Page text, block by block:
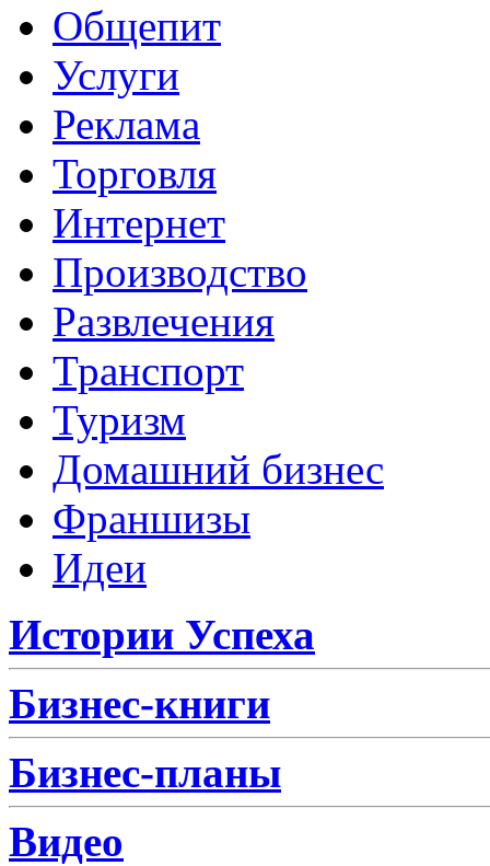
Общепит
Услуги
Реклама
Торговля
Интернет
Производство
Развлечения
Транспорт
Туризм
Домашний бизнес
Франшизы
Идеи
Истории Успеха
Бизнес-книги
Бизнес-планы
Видео